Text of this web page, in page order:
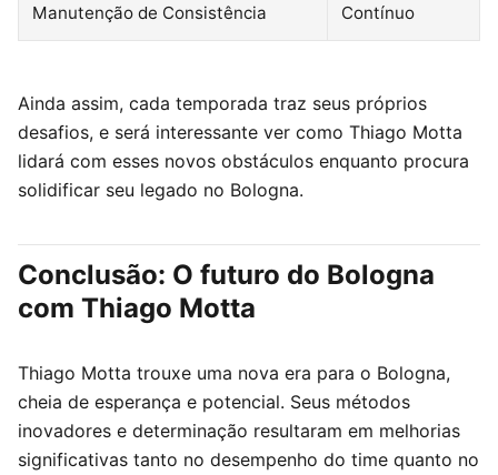
Manutenção de Consistência Contínuo
Ainda assim, cada temporada traz seus próprios
desafios, e será interessante ver como Thiago Motta
lidará com esses novos obstáculos enquanto procura
solidificar seu legado no Bologna.
Conclusão: O futuro do Bologna
com Thiago Motta
Thiago Motta trouxe uma nova era para o Bologna,
cheia de esperança e potencial. Seus métodos
inovadores e determinação resultaram em melhorias
significativas tanto no desempenho do time quanto no